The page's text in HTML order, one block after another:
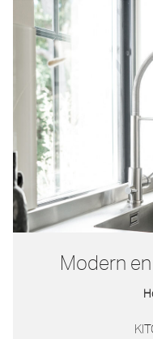
Modern